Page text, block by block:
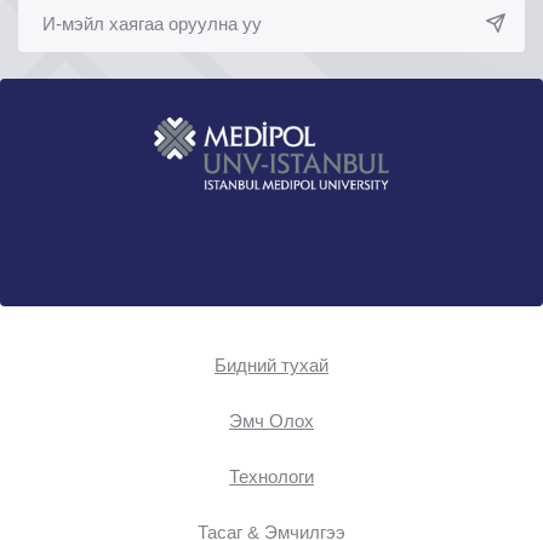
Бидний тухай
Эмч Oлох
Технологи
Тасаг & Эмчилгээ